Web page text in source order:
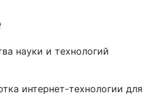
науки и технологий
интернет-технологии для